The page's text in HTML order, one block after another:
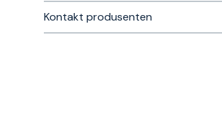
Kontakt produsenten